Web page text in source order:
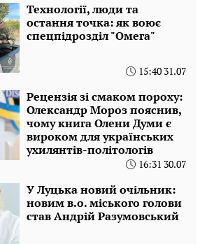
Технології, люди та
остання точка: як воює
спецпідрозділ "Омега"
15:40 31.07
Рецензія зі смаком пороху:
Олександр Мороз пояснив,
чому книга Олени Думи є
вироком для українських
ухилянтів-політологів
16:31 30.07
У Луцька новий очільник:
новим в.о. міського голови
став Андрій Разумовський